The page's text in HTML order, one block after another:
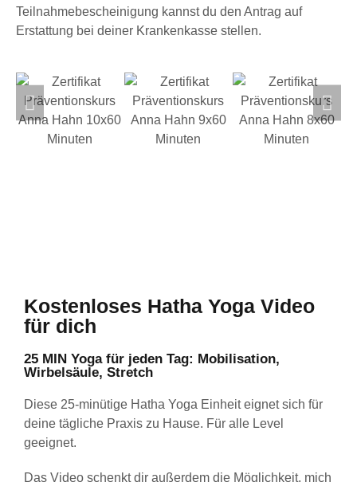
Teilnahmebescheinigung kannst du den Antrag auf
Erstattung bei deiner Krankenkasse stellen.
Kostenloses Hatha Yoga Video
für dich
25 MIN Yoga für jeden Tag: Mobilisation,
Wirbelsäule, Stretch
Diese 25-minütige Hatha Yoga Einheit eignet sich für
deine tägliche Praxis zu Hause. Für alle Level
geeignet.
Das Video schenkt dir außerdem die Möglichkeit, mich